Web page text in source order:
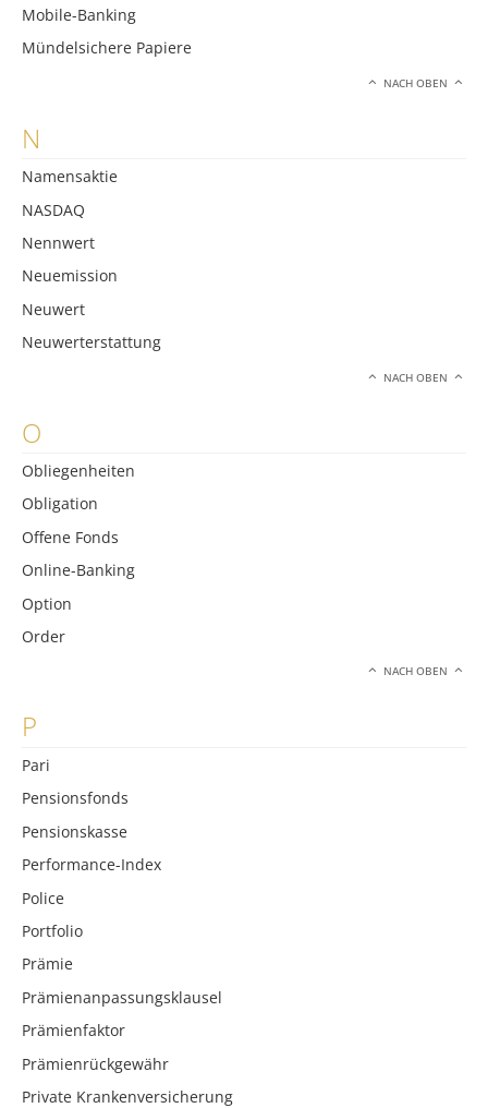
Mobile-Banking
Mündelsichere Papiere
NACH OBEN
N
Namensaktie
NASDAQ
Nennwert
Neuemission
Neuwert
Neuwerterstattung
NACH OBEN
O
Obliegenheiten
Obligation
Offene Fonds
Online-Banking
Option
Order
NACH OBEN
P
Pari
Pensionsfonds
Pensionskasse
Performance-Index
Police
Portfolio
Prämie
Prämienanpassungsklausel
Prämienfaktor
Prämienrückgewähr
Private Krankenversicherung